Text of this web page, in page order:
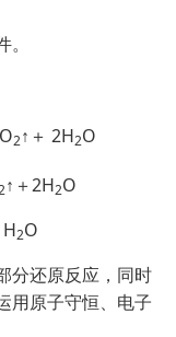
2↑＋ 2H2O
↑＋2H2O
2O
分还原反应，同时
用原子守恒、电子